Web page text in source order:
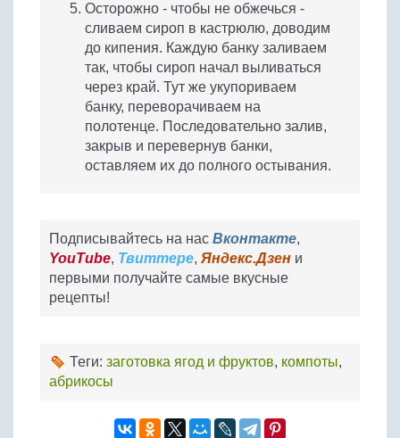
Осторожно - чтобы не обжечься -
сливаем сироп в кастрюлю, доводим
до кипения. Каждую банку заливаем
так, чтобы сироп начал выливаться
через край. Тут же укупориваем
банку, переворачиваем на
полотенце. Последовательно залив,
закрыв и перевернув банки,
оставляем их до полного остывания.
Подписывайтесь на нас Вконтакте,
YouTube, Твиттере, Яндекс.Дзен и
первыми получайте самые вкусные
рецепты!
Теги: заготовка ягод и фруктов, компоты,
абрикосы